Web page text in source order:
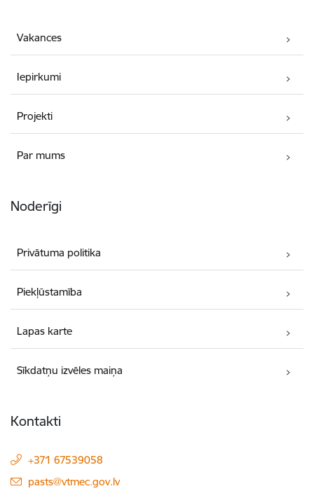
Vakances
Iepirkumi
Projekti
Par mums
Noderīgi
Privātuma politika
Piekļūstamība
Lapas karte
Sīkdatņu izvēles maiņa
Kontakti
+371 67539058
E-pasts:
pasts@vtmec.gov.lv